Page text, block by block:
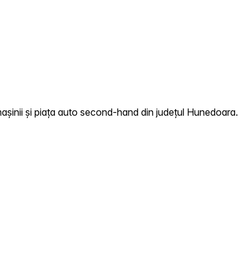
și piața auto second-hand din județul Hunedoara.